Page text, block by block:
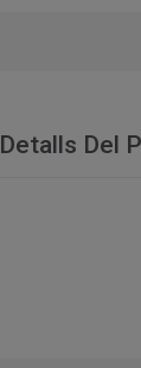
Detalls Del